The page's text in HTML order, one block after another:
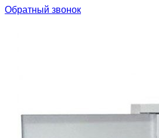
Обратный звонок